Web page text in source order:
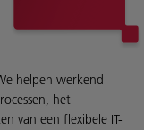
helpen werkend
het
van een flexibele IT-